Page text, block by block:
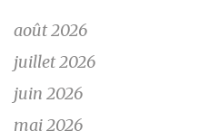
août 2026
juillet 2026
juin 2026
mai 2026